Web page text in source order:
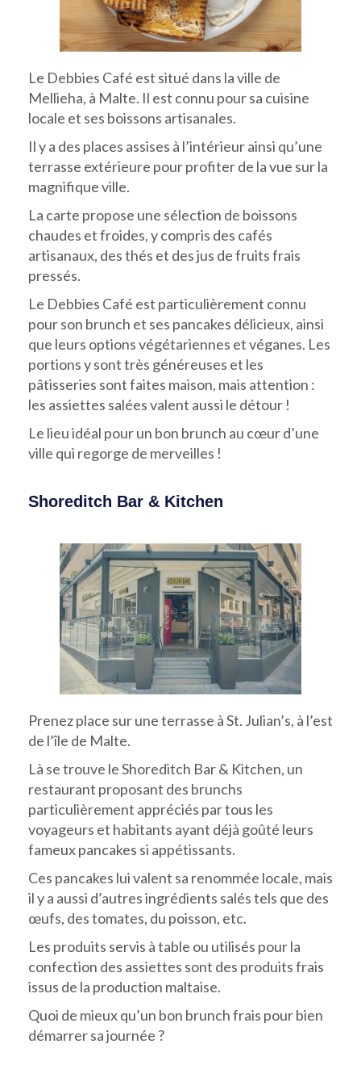
Le Debbies Café est situé dans la ville de
Mellieha, à Malte. Il est connu pour sa cuisine
locale et ses boissons artisanales.
Il y a des places assises à l’intérieur ainsi qu’une
terrasse extérieure pour profiter de la vue sur la
magnifique ville.
La carte propose une sélection de boissons
chaudes et froides, y compris des cafés
artisanaux, des thés et des jus de fruits frais
pressés.
Le Debbies Café est particulièrement connu
pour son brunch et ses pancakes délicieux, ainsi
que leurs options végétariennes et véganes. Les
portions y sont très généreuses et les
pâtisseries sont faites maison, mais attention :
les assiettes salées valent aussi le détour !
Le lieu idéal pour un bon brunch au cœur d’une
ville qui regorge de merveilles !
Shoreditch Bar & Kitchen
Prenez place sur une terrasse à St. Julian’s, à l’est
de l’île de Malte.
Là se trouve le Shoreditch Bar & Kitchen, un
restaurant proposant des brunchs
particulièrement appréciés par tous les
voyageurs et habitants ayant déjà goûté leurs
fameux pancakes si appétissants.
Ces pancakes lui valent sa renommée locale, mais
il y a aussi d’autres ingrédients salés tels que des
œufs, des tomates, du poisson, etc.
Les produits servis à table ou utilisés pour la
confection des assiettes sont des produits frais
issus de la production maltaise.
Quoi de mieux qu’un bon brunch frais pour bien
démarrer sa journée ?